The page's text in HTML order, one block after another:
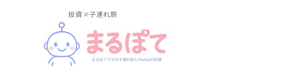
投資×子連れ旅